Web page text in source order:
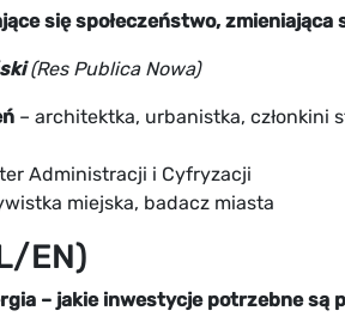
się społeczeństwo,
(Res Publica Nowa)
– architektka, urbanistka, członkini
Administracji i Cyfryzacji
miejska, badacz miasta
EN)
– jakie inwestycje potrzebne są